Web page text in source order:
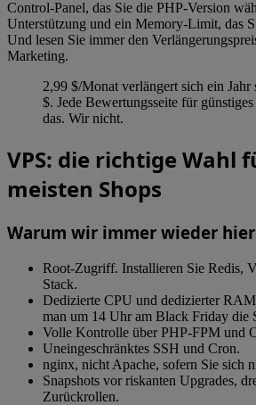
Control-Panel, das Sie die PHP-Version
Unterstützung und ein Memory-Limit, das
Und lesen Sie immer den
Marketing.
2,99 $/Monat verlängert sich ein Jahr
$. Jede Bewertungsseite für
das. Wir nicht.
VPS: die richtige Wahl
meisten Shops
Warum wir immer wieder
Root-Zugriff. Installieren Sie Redis,
Stack.
Dedizierte CPU und dedizierter
man um 14 Uhr am Black Friday die
Volle Kontrolle über PHP-FPM und
Uneingeschränktes SSH und Cron.
nginx, nicht Apache, sofern Sie sich
Snapshots vor riskanten Upgrades,
Zurückrollen.